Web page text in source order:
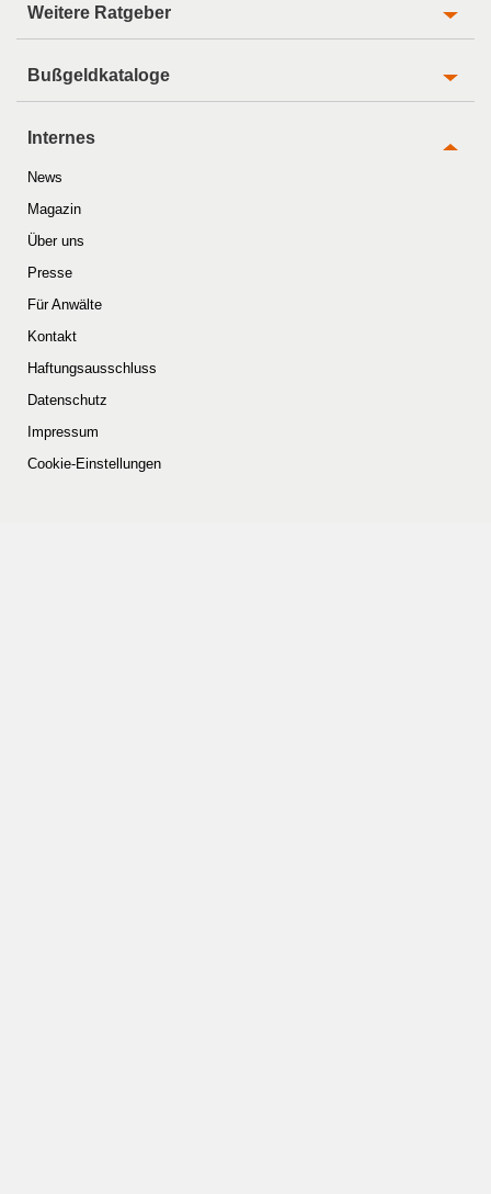
Weitere Ratgeber
Bußgeldkataloge
Internes
News
Magazin
Über uns
Presse
Für Anwälte
Kontakt
Haftungsausschluss
Datenschutz
Impressum
Cookie-Einstellungen